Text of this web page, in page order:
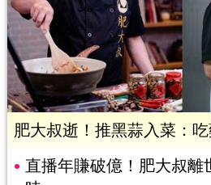
肥大叔逝！推黑蒜入菜：
直播年賺破億！肥大叔